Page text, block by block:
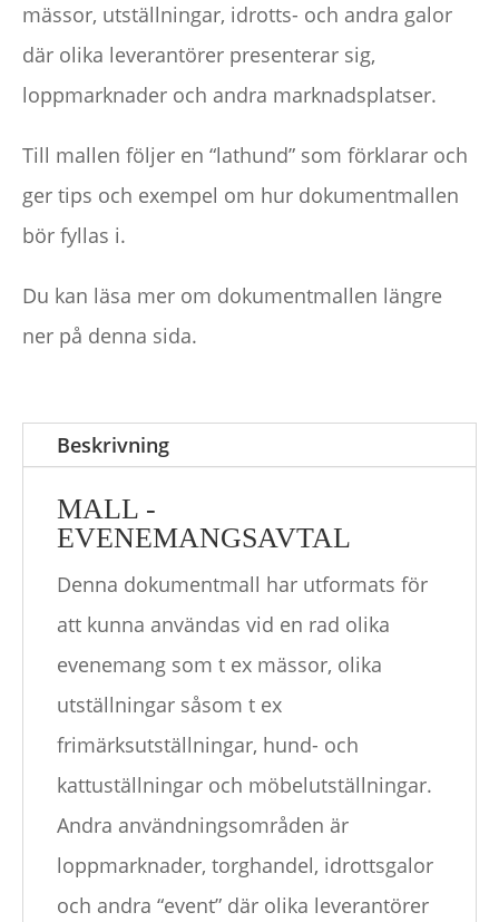
mässor, utställningar, idrotts- och andra galor
där olika leverantörer presenterar sig,
loppmarknader och andra marknadsplatser.
Till mallen följer en “lathund” som förklarar och
ger tips och exempel om hur dokumentmallen
bör fyllas i.
Du kan läsa mer om dokumentmallen längre
ner på denna sida.
Beskrivning
MALL -
EVENEMANGSAVTAL
Denna dokumentmall har utformats för
att kunna användas vid en rad olika
evenemang som t ex mässor, olika
utställningar såsom t ex
frimärksutställningar, hund- och
kattuställningar och möbelutställningar.
Andra användningsområden är
loppmarknader, torghandel, idrottsgalor
och andra “event” där olika leverantörer